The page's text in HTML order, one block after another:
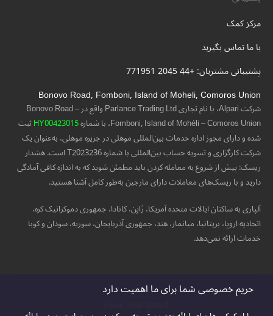
مرکز کمک
با ما تماس بگیرید
پشتیبانی مشتریان: +44 2045 771951
Bonovo Road, Fomboni, Island of Moheli, Comoros Union
شرکت Alpari، با نام تجاری Parlance Trading Ltd واقع در Bonovo Road –
Fomboni, Island of Mohéli – Comoros Union، با شماره
HY00423015ثبت
شده و دارای مجوز اداره خدمات بین‌المللی موهلی در جزیره موهلی، به‌عنوان یک
شرکت کارگزاری و تسویه حساب بین‌المللی با شماره T2023236 است. هشدار
ریسک: پیش از شروع به معامله کردن باید مطمئن شوید که به اندازه کافی آمادگی
دارید و با ریسک‌های معاملات دارای مارجین به‌طور کامل آشنا هستید.
آلپاری به ساکنان ایالات متحده آمریکا، ژاپن، کانادا، جمهوری دموکراتیک کره،
اتحادیه اروپا، بریتانیا، میانمار، هند، جمهوری آذربایجان، سوریه، سودان و کوبا
خدمات ارائه نمی‌دهد.
حریم خصوصی شما برای ما اهمیت دارد